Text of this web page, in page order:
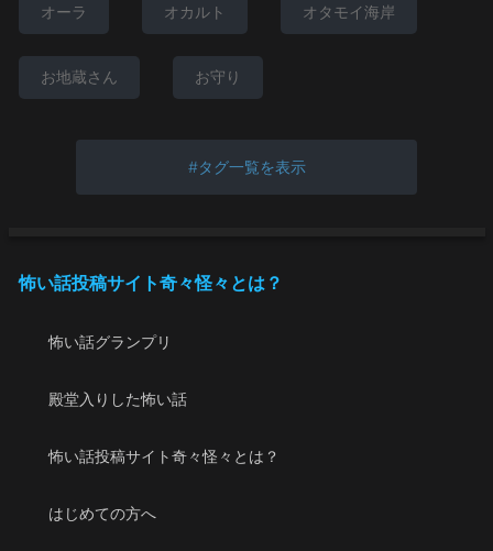
オーラ オカルト オタモイ海岸
お地蔵さん お守り
タグ一覧を表示
怖い話投稿サイト奇々怪々とは？
怖い話グランプリ
殿堂入りした怖い話
怖い話投稿サイト奇々怪々とは？
はじめての方へ